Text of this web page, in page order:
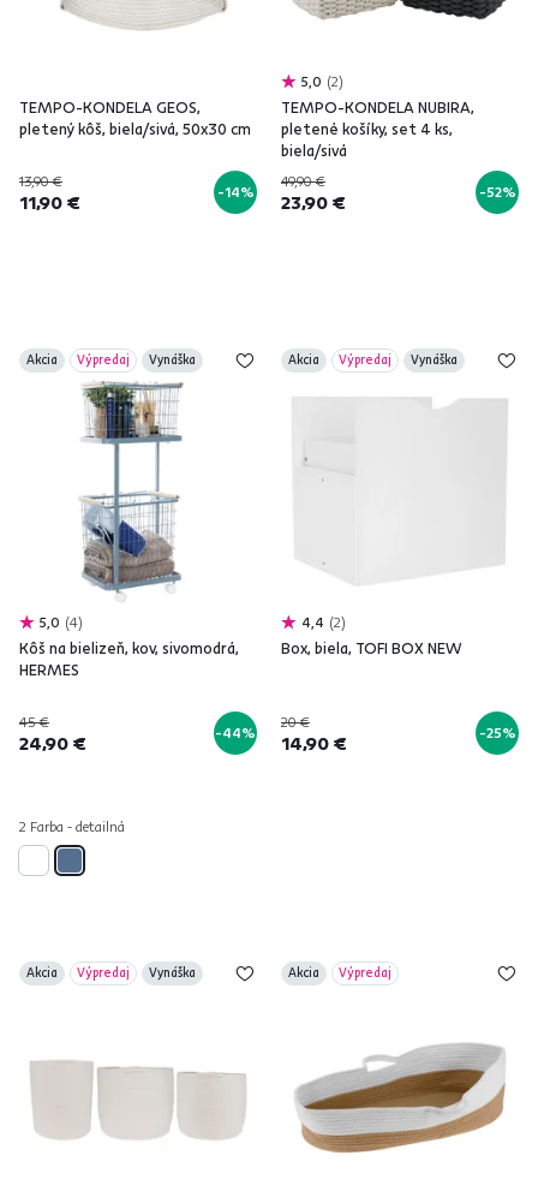
TEMPO-KONDELA GEOS,
pletený kôš, biela/sivá, 50x30 cm
13,90 €
11,90 € -14%
5,0 2
TEMPO-KONDELA NUBIRA,
pletené košíky, set 4 ks,
biela/sivá
49,90 €
23,90 € -52%
Akcia Výpredaj Vynáška
5,0 4
Kôš na bielizeň, kov, sivomodrá,
HERMES
45 €
24,90 € -44%
2 Farba - detailná
Akcia Výpredaj Vynáška
4,4 2
Box, biela, TOFI BOX NEW
20 €
14,90 € -25%
Akcia Výpredaj Vynáška Akcia Výpredaj